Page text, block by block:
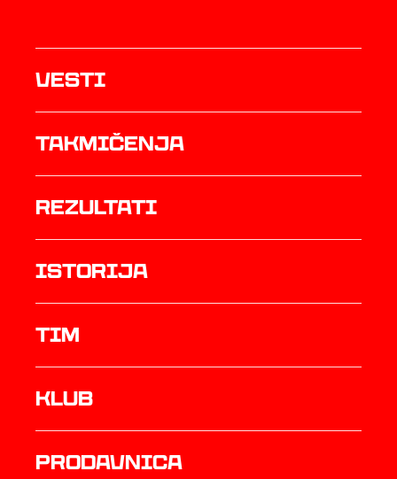
Vesti
Takmičenja
rezultati
istorija
TIM
Klub
prodavnica